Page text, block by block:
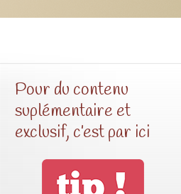
Pour du contenu
suplémentaire et
exclusif, c’est par ici